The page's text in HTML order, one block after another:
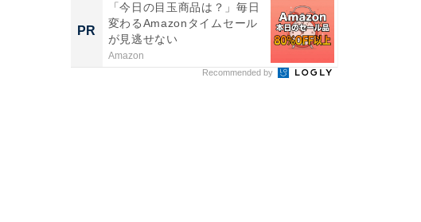
PR
「今日の目玉商品は？」毎日
変わるAmazonタイムセール
が見逃せない
Amazon
Recommended by